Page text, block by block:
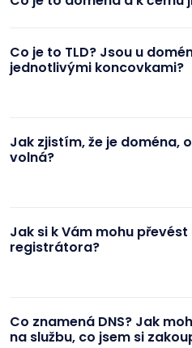
Co je to TLD? Jsou u
jednotlivými koncovkami?
Jak zjistím, že je doména,
volná?
Jak si k Vám mohu
registrátora?
Co znamená DNS? Jak
na službu, co jsem si